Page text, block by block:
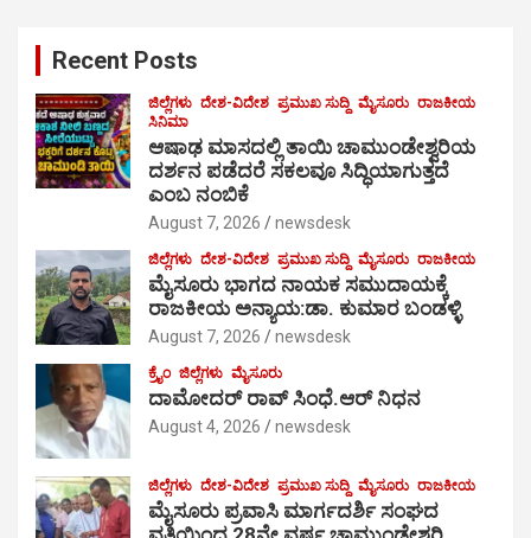
Recent Posts
ಜಿಲ್ಲೆಗಳು ದೇಶ-ವಿದೇಶ ಪ್ರಮುಖ ಸುದ್ದಿ ಮೈಸೂರು ರಾಜಕೀಯ
ಸಿನಿಮಾ
ಆಷಾಢ ಮಾಸದಲ್ಲಿ ತಾಯಿ ಚಾಮುಂಡೇಶ್ವರಿಯ
ದರ್ಶನ ಪಡೆದರೆ ಸಕಲವೂ ಸಿದ್ಧಿಯಾಗುತ್ತದೆ
ಎಂಬ ನಂಬಿಕೆ
August 7, 2026 newsdesk
ಜಿಲ್ಲೆಗಳು ದೇಶ-ವಿದೇಶ ಪ್ರಮುಖ ಸುದ್ದಿ ಮೈಸೂರು ರಾಜಕೀಯ
ಮೈಸೂರು ಭಾಗದ ನಾಯಕ ಸಮುದಾಯಕ್ಕೆ
ರಾಜಕೀಯ ಅನ್ಯಾಯ:ಡಾ. ಕುಮಾರ ಬಂಡಳ್ಳಿ
August 7, 2026 newsdesk
ಕ್ರೈಂ ಜಿಲ್ಲೆಗಳು ಮೈಸೂರು
ದಾಮೋದರ್ ರಾವ್ ಸಿಂಧೆ.ಆರ್ ನಿಧನ
August 4, 2026 newsdesk
ಜಿಲ್ಲೆಗಳು ದೇಶ-ವಿದೇಶ ಪ್ರಮುಖ ಸುದ್ದಿ ಮೈಸೂರು ರಾಜಕೀಯ
ಮೈಸೂರು ಪ್ರವಾಸಿ ಮಾರ್ಗದರ್ಶಿ ಸಂಘದ